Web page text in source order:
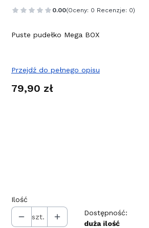
0.00(Oceny: 0 Recenzje: 0)
Puste pudełko Mega BOX
Przejdź do pełnego opisu
Cena
79,90 zł
Ilość
szt.
Dostępność:
duża ilość